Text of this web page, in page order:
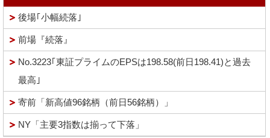
後場｢小幅続落｣
前場『続落』
No.3223｢東証プライムのEPSは198.58(前日198.41)と過去
最高｣
寄前「新高値96銘柄（前日56銘柄）」
NY「主要3指数は揃って下落」